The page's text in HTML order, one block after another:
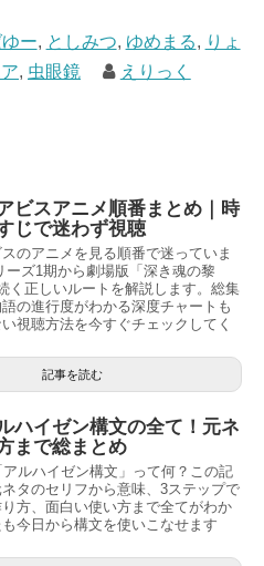
ー, としみつ, ゆめまる, りょ
, 虫眼鏡 えりっく
ビスアニメ順番まとめ｜時
じで迷わず視聴
のアニメを見る順番で迷っていま
ーズ1期から劇場版「深き魂の黎
く正しいルートを解説します。総集
の進行度がわかる深度チャートも
視聴方法を今すぐチェックしてく
記事を読む
ハイゼン構文の全て！元ネ
まで総まとめ
ルハイゼン構文」って何？この記
タのセリフから意味、3ステップで
方、面白い使い方まで全てがわか
今日から構文を使いこなせます